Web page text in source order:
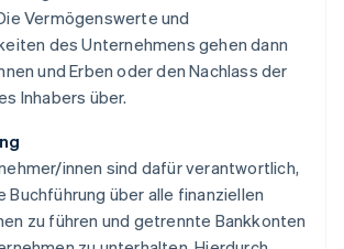
Vermögenswerte und
des Unternehmens gehen dann
und Erben oder den Nachlass der
Inhabers über.
innen sind dafür verantwortlich,
Buchführung über alle finanziellen
zu führen und getrennte Bankkonten